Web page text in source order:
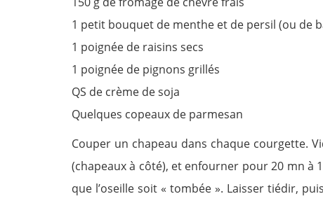
1 petit bouquet de menthe et de persil (ou de
1 poignée de raisins secs
1 poignée de pignons grillés
QS de crème de soja
Quelques copeaux de parmesan
Couper un chapeau dans chaque courgette.
(chapeaux à côté), et enfourner pour 20 mn à
que l’oseille soit « tombée ». Laisser tiédir,